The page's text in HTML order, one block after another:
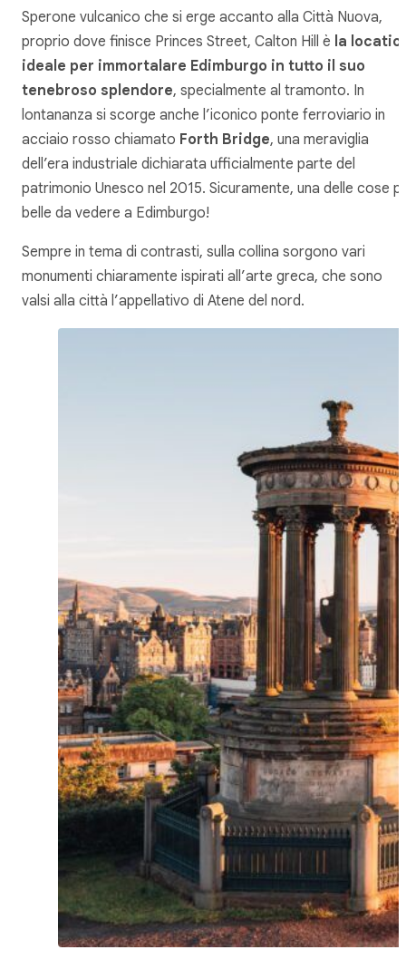
Sperone vulcanico che si erge accanto alla Città Nuova,
proprio dove finisce Princes Street, Calton Hill è la
ideale per immortalare Edimburgo in tutto il suo
tenebroso splendore, specialmente al tramonto. In
lontananza si scorge anche l’iconico ponte ferroviario in
acciaio rosso chiamato Forth Bridge, una meraviglia
dell’era industriale dichiarata ufficialmente parte del
patrimonio Unesco nel 2015. Sicuramente, una delle cose
belle da vedere a Edimburgo!
Sempre in tema di contrasti, sulla collina sorgono vari
monumenti chiaramente ispirati all’arte greca, che sono
valsi alla città l’appellativo di Atene del nord.